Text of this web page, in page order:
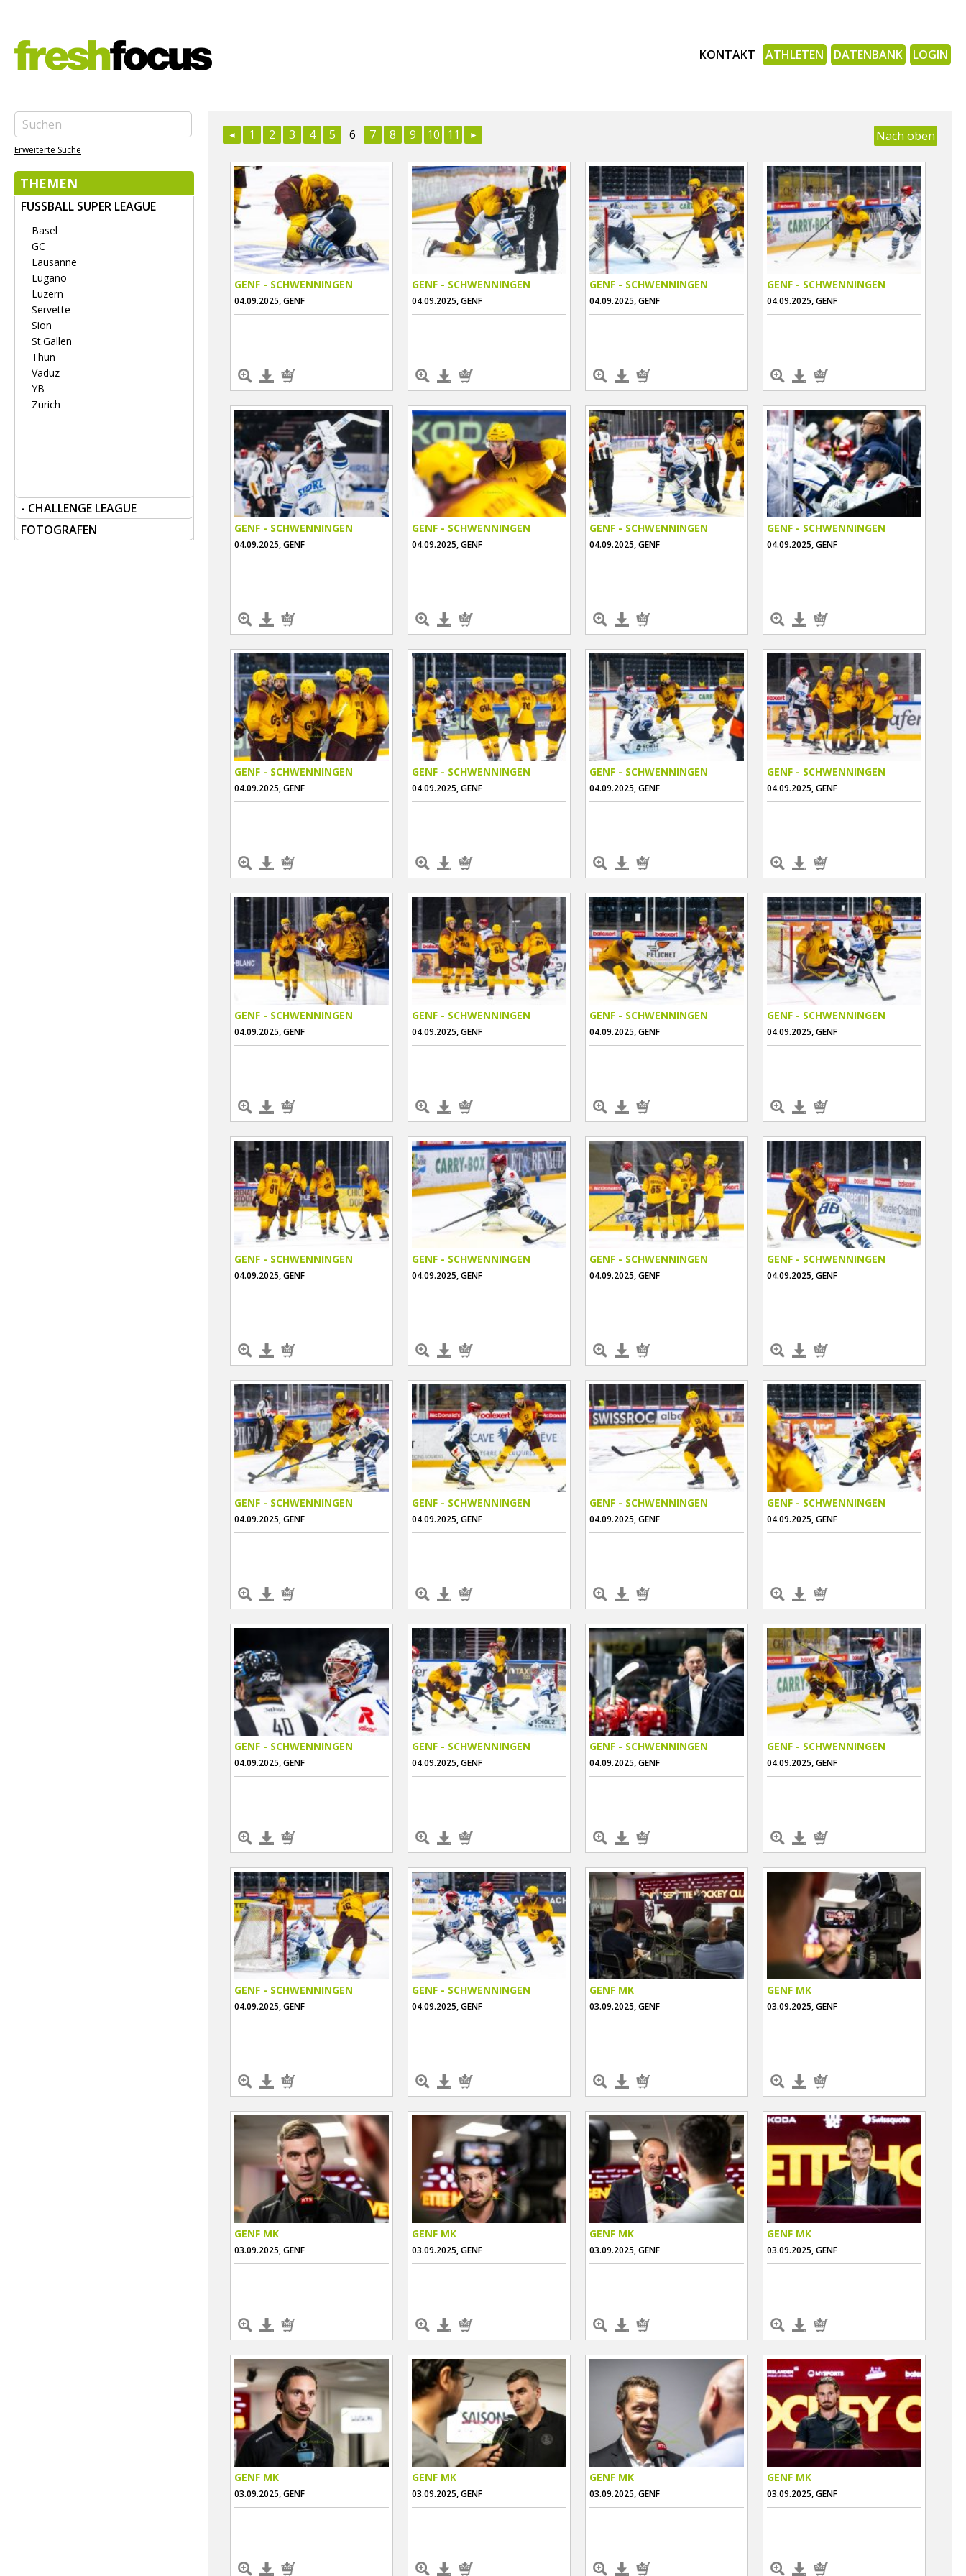
KONTAKT ATHLETEN DATENBANK LOGIN
Erweiterte Suche
THEMEN
FUSSBALL SUPER LEAGUE
Basel
GC
Lausanne
Lugano
Luzern
Servette
Sion
St.Gallen
Thun
Vaduz
YB
Zürich
- CHALLENGE LEAGUE
FOTOGRAFEN
1 2 3 4 5 6 7 8 9 10 11 Nach oben
GENF - SCHWENNINGEN
04.09.2025, GENF
GENF - SCHWENNINGEN
04.09.2025, GENF
GENF - SCHWENNINGEN
04.09.2025, GENF
GENF - SCHWENNINGEN
04.09.2025, GENF
GENF - SCHWENNINGEN
04.09.2025, GENF
GENF - SCHWENNINGEN
04.09.2025, GENF
GENF - SCHWENNINGEN
04.09.2025, GENF
GENF - SCHWENNINGEN
04.09.2025, GENF
GENF - SCHWENNINGEN
04.09.2025, GENF
GENF - SCHWENNINGEN
04.09.2025, GENF
GENF - SCHWENNINGEN
04.09.2025, GENF
GENF - SCHWENNINGEN
04.09.2025, GENF
GENF - SCHWENNINGEN
04.09.2025, GENF
GENF - SCHWENNINGEN
04.09.2025, GENF
GENF - SCHWENNINGEN
04.09.2025, GENF
GENF - SCHWENNINGEN
04.09.2025, GENF
GENF - SCHWENNINGEN
04.09.2025, GENF
GENF - SCHWENNINGEN
04.09.2025, GENF
GENF - SCHWENNINGEN
04.09.2025, GENF
GENF - SCHWENNINGEN
04.09.2025, GENF
GENF - SCHWENNINGEN
04.09.2025, GENF
GENF - SCHWENNINGEN
04.09.2025, GENF
GENF - SCHWENNINGEN
04.09.2025, GENF
GENF - SCHWENNINGEN
04.09.2025, GENF
GENF - SCHWENNINGEN
04.09.2025, GENF
GENF - SCHWENNINGEN
04.09.2025, GENF
GENF - SCHWENNINGEN
04.09.2025, GENF
GENF - SCHWENNINGEN
04.09.2025, GENF
GENF - SCHWENNINGEN
04.09.2025, GENF
GENF - SCHWENNINGEN
04.09.2025, GENF
GENF MK
03.09.2025, GENF
GENF MK
03.09.2025, GENF
GENF MK
03.09.2025, GENF
GENF MK
03.09.2025, GENF
GENF MK
03.09.2025, GENF
GENF MK
03.09.2025, GENF
GENF MK
03.09.2025, GENF
GENF MK
03.09.2025, GENF
GENF MK
03.09.2025, GENF
GENF MK
03.09.2025, GENF